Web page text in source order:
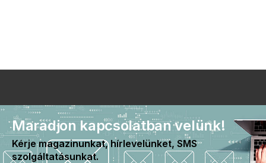
Maradjon kapcsolatban velünk!
Kérje magazinunkat, hírlevelünket, SMS
szolgáltatásunkat.